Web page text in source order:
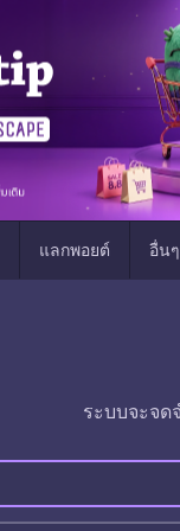
แลกพอยต์ อื่นๆ
ระบบจะจด